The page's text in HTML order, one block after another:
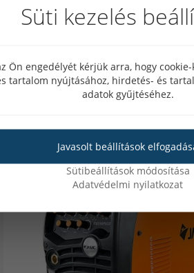
A távvezérlő interfész
könnyű hegesztést
hegesztéseket
az ideális ív állapot
A szabályozható
korrigálható az ív
távolság változására
Akció
Süti kezelés
Ön engedélyét kérjük arra, hogy
tartalom nyújtásához, hirdetés- és
adatok gyűjtéséhez.
Javasolt beállítások
Sütibeállítások módosítása
Adatvédelmi nyilatkozat